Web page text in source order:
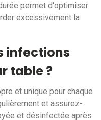
permet d'optimiser
excessivement la
infections
table ?
et unique pour chaque
et assurez-
et désinfectée après